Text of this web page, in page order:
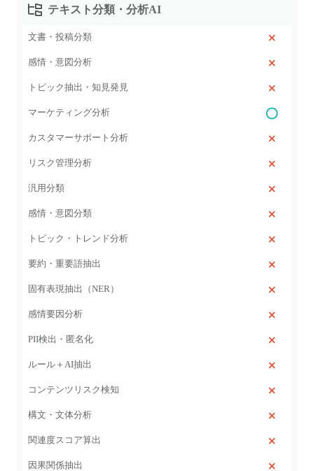
テキスト分類・分析AI
文書・投稿分類
感情・意図分析
トピック抽出・知見発見
マーケティング分析
カスタマーサポート分析
リスク管理分析
汎用分類
感情・意図分類
トピック・トレンド分析
要約・重要語抽出
固有表現抽出（NER）
感情要因分析
PII検出・匿名化
ルール＋AI抽出
コンテンツリスク検知
構文・文体分析
関連度スコア算出
因果関係抽出